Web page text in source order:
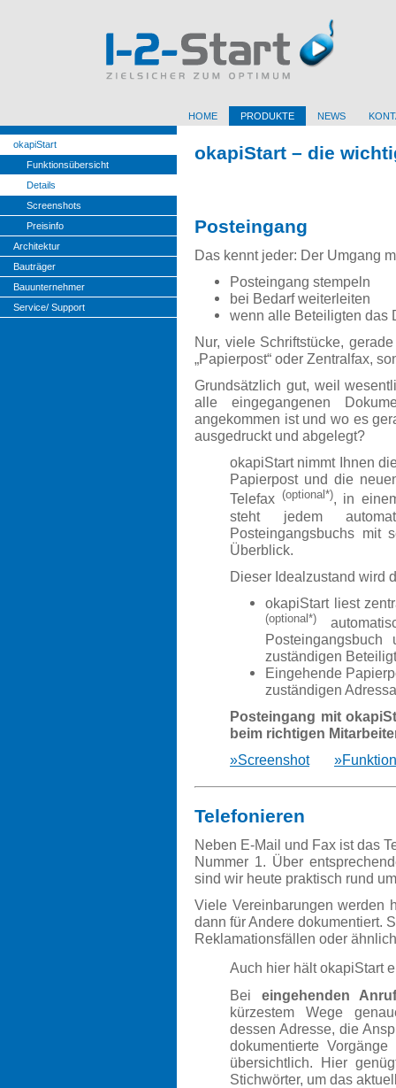
HOME PRODUKTE NEWS
okapiStart
Funktionsübersicht
Details
Screenshots
Preisinfo
Architektur
Bauträger
Bauunternehmer
Service/ Support
okapiStart – die
Posteingang
Das kennt jeder: Der Umgang
Posteingang stempeln
bei Bedarf weiterleiten
wenn alle Beteiligten das
Nur, viele Schriftstücke,
„Papierpost“ oder Zentralfax,
Grundsätzlich gut, weil
alle eingegangenen
angekommen ist und wo es
ausgedruckt und abgelegt?
okapiStart nimmt Ihnen
Papierpost und die
Telefax (optional*), in
steht jedem
Posteingangsbuchs mit
Überblick.
Dieser Idealzustand wird
okapiStart liest
(optional*)
zuständigen
Eingehende
zuständigen
Posteingang mit
beim richtigen
»Screenshot
Telefonieren
Neben E-Mail und Fax ist das
Nummer 1. Über
sind wir heute praktisch rund
Viele Vereinbarungen werden
dann für Andere dokumentiert.
Reklamationsfällen oder
Auch hier hält okapiStart
Bei eingehenden
kürzestem Wege
dessen Adresse, die
dokumentierte
übersichtlich. Hier
Stichwörter, um das